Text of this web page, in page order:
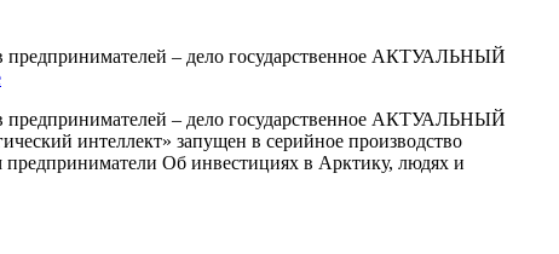
– дело государственное АКТУАЛЬНЫЙ
– дело государственное АКТУАЛЬНЫЙ
интеллект» запущен в серийное производство
Об инвестициях в Арктику, людях и